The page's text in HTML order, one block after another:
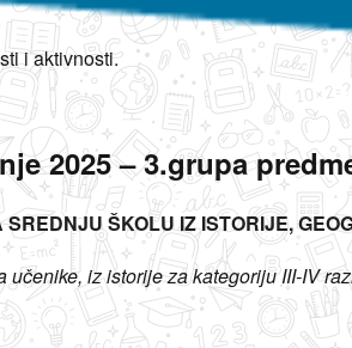
i aktivnosti.
2025 – 3.grupa
ŠKOLU IZ ISTORIJE,
učenike, iz istorije za kategoriju III-IV